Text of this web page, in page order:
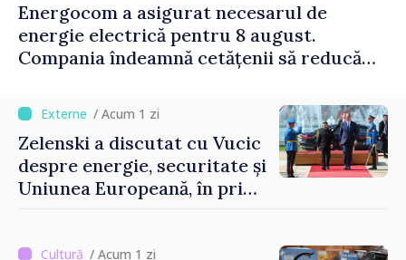
Energocom a asigurat necesarul de
energie electrică pentru 8 august.
Compania îndeamnă cetățenii să reducă
/ Acum 1 zi
Zelenski a discutat cu Vucic
despre energie, securitate și
Uniunea Europeană, în prima
/ Acum 1 zi